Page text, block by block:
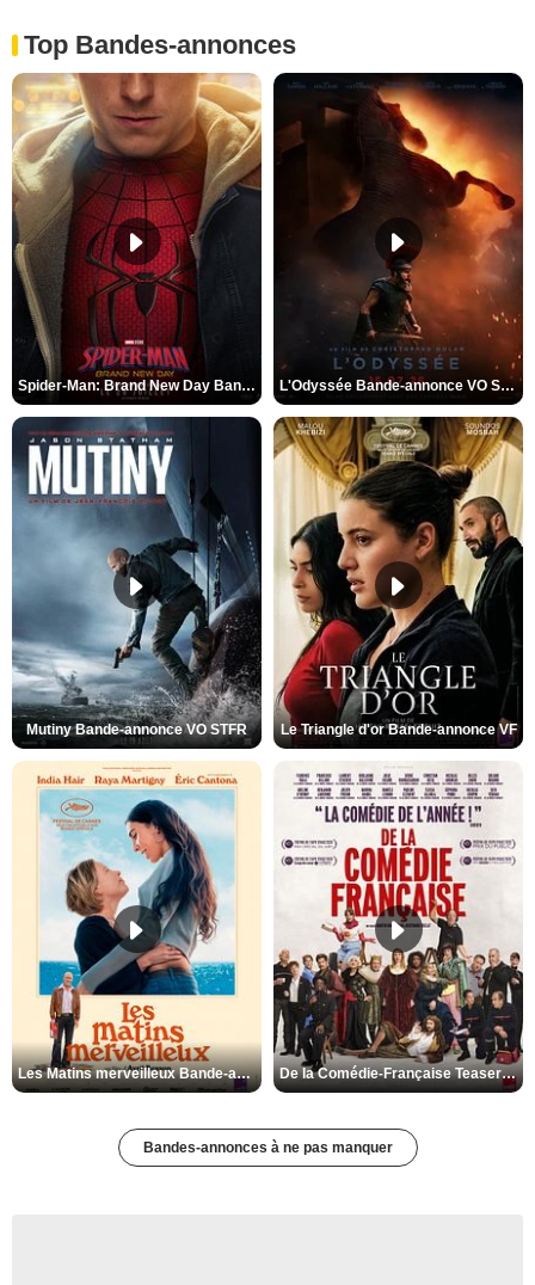
Top Bandes-annonces
Spider-Man: Brand New Day Bande-annonce VO STFR L'Odyssée Bande-annonce VO STFR
Mutiny Bande-annonce VO STFR Le Triangle d'or Bande-annonce VF
Les Matins merveilleux Bande-annonce VF De la Comédie-Française Teaser VF
Bandes-annonces à ne pas manquer